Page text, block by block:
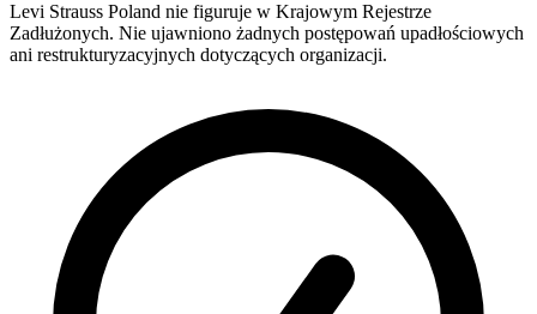
Levi Strauss Poland nie figuruje w Krajowym Rejestrze
Zadłużonych. Nie ujawniono żadnych postępowań upadłościowych
ani restrukturyzacyjnych dotyczących organizacji.